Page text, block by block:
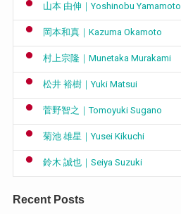
山本 由伸｜Yoshinobu Yamamoto
岡本和真｜Kazuma Okamoto
村上宗隆｜Munetaka Murakami
松井 裕樹｜Yuki Matsui
菅野智之｜Tomoyuki Sugano
菊池 雄星｜Yusei Kikuchi
鈴木 誠也｜Seiya Suzuki
Recent Posts